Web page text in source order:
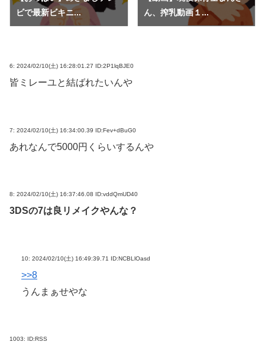
ビで最新ビキニ...
ん、搾乳動画１...
6: 2024/02/10(土) 16:28:01.27 ID:2P1lqBJE0
皆ミレーユと結ばれたいんや
7: 2024/02/10(土) 16:34:00.39 ID:Fev+dBuG0
あれなんで5000円くらいするんや
8: 2024/02/10(土) 16:37:46.08 ID:vddQmUD40
3DSの7は良リメイクやんな？
10: 2024/02/10(土) 16:49:39.71 ID:NCBLlOasd
>>8
うんまぁせやな
1003: ID:RSS